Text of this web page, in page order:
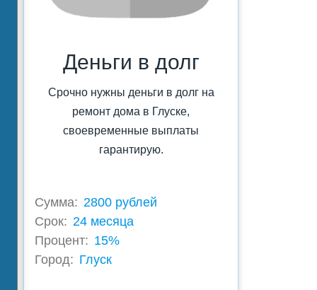
Деньги в долг
Срочно нужны деньги в долг на
ремонт дома в Глуске,
своевременные выплаты
гарантирую.
Сумма: 2800 рублей
Срок: 24 месяца
Процент: 15%
Город: Глуск